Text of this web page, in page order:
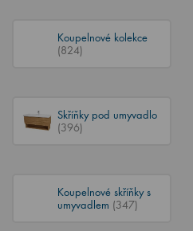
Koupelnové kolekce
(824)
Skříňky pod umyvadlo
(396)
Koupelnové skříňky s
umyvadlem (347)